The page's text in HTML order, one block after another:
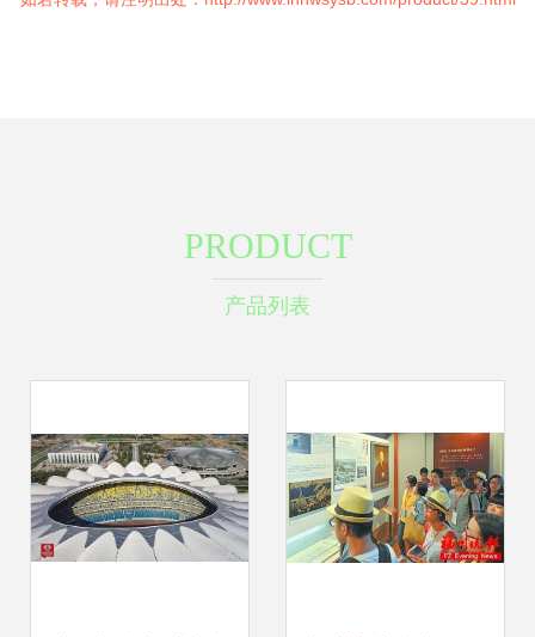
PRODUCT
产品列表